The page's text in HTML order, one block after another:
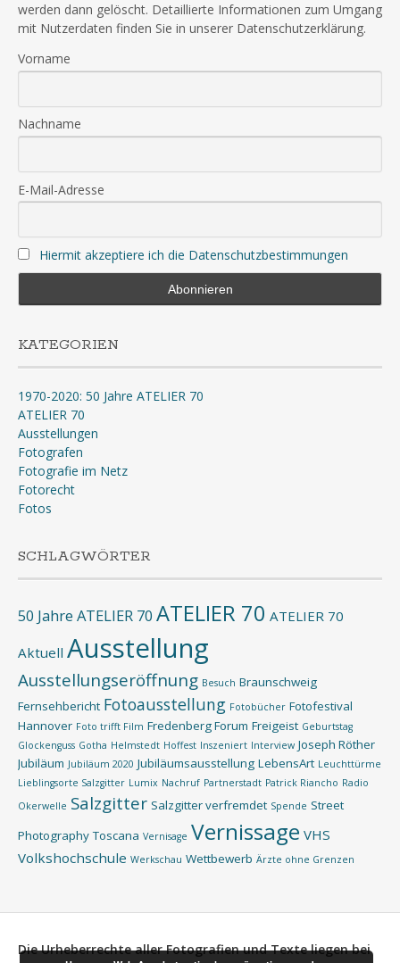
werden dann gelöscht. Detaillierte Informationen zum Umgang
mit Nutzerdaten finden Sie in unserer Datenschutzerklärung.
Vorname
Nachname
E-Mail-Adresse
Hiermit akzeptiere ich die Datenschutzbestimmungen
KATEGORIEN
1970-2020: 50 Jahre ATELIER 70
ATELIER 70
Ausstellungen
Fotografen
Fotografie im Netz
Fotorecht
Fotos
SCHLAGWÖRTER
50 Jahre ATELIER 70 ATELIER 70 ATELIER 70
Aktuell Ausstellung
Ausstellungseröffnung Besuch Braunschweig
Fernsehbericht Fotoausstellung Fotobücher Fotofestival
Hannover Foto trifft Film Fredenberg Forum Freigeist Geburtstag
Glockenguss Gotha Helmstedt Hoffest Inszeniert Interview Joseph Röther
Jubiläum Jubiläum 2020 Jubiläumsausstellung LebensArt Leuchttürme
Lieblingsorte Salzgitter Lumix Nachruf Partnerstadt Patrick Riancho Radio
Okerwelle Salzgitter Salzgitter verfremdet Spende Street
Photography Toscana Vernisage Vernissage VHS
Volkshochschule Werkschau Wettbewerb Ärzte ohne Grenzen
Die Urheberrechte aller Fotografien und Texte liegen bei